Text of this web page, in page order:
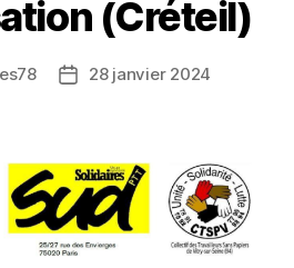
(Créteil)
Date28 janvier 2024